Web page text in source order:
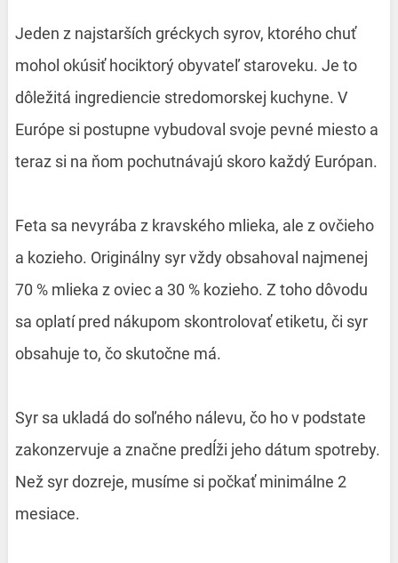
Jeden z najstarších gréckych syrov, ktorého chuť
mohol okúsiť hociktorý obyvateľ staroveku. Je to
dôležitá ingrediencie stredomorskej kuchyne. V
Európe si postupne vybudoval svoje pevné miesto a
teraz si na ňom pochutnávajú skoro každý Európan.
Feta sa nevyrába z kravského mlieka, ale z ovčieho
a kozieho. Originálny syr vždy obsahoval najmenej
70 % mlieka z oviec a 30 % kozieho. Z toho dôvodu
sa oplatí pred nákupom skontrolovať etiketu, či syr
obsahuje to, čo skutočne má.
Syr sa ukladá do soľného nálevu, čo ho v podstate
zakonzervuje a značne predĺži jeho dátum spotreby.
Než syr dozreje, musíme si počkať minimálne 2
mesiace.